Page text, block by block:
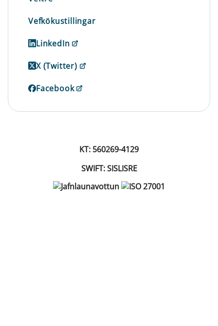
Vefkökustillingar
LinkedIn
X (Twitter)
Facebook
KT: 560269-4129
SWIFT: SISLISRE